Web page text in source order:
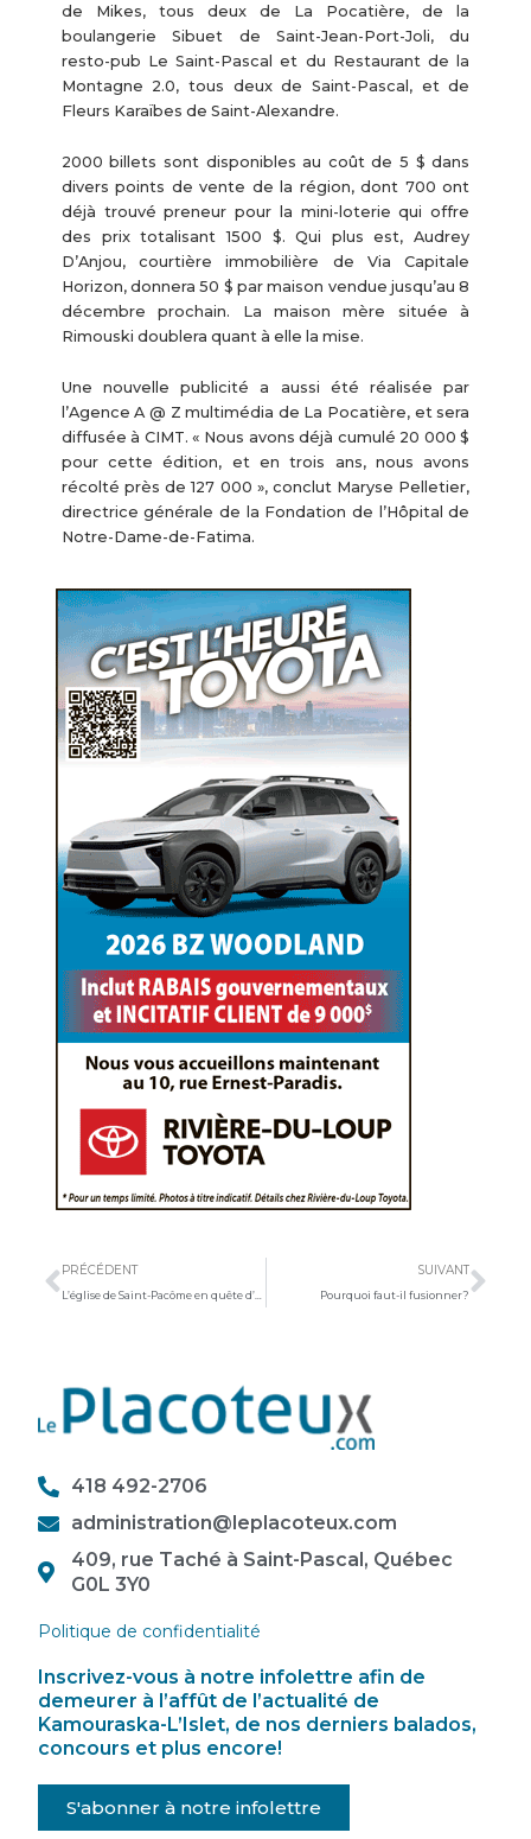
de Mikes, tous deux de La Pocatière, de la
boulangerie Sibuet de Saint-Jean-Port-Joli, du
resto-pub Le Saint-Pascal et du Restaurant de la
Montagne 2.0, tous deux de Saint-Pascal, et de
Fleurs Karaïbes de Saint-Alexandre.
2000 billets sont disponibles au coût de 5 $ dans
divers points de vente de la région, dont 700 ont
déjà trouvé preneur pour la mini-loterie qui offre
des prix totalisant 1500 $. Qui plus est, Audrey
D’Anjou, courtière immobilière de Via Capitale
Horizon, donnera 50 $ par maison vendue jusqu’au 8
décembre prochain. La maison mère située à
Rimouski doublera quant à elle la mise.
Une nouvelle publicité a aussi été réalisée par
l’Agence A @ Z multimédia de La Pocatière, et sera
diffusée à CIMT. « Nous avons déjà cumulé 20 000 $
pour cette édition, et en trois ans, nous avons
récolté près de 127 000 », conclut Maryse Pelletier,
directrice générale de la Fondation de l’Hôpital de
Notre-Dame-de-Fatima.
PRÉCÉDENT
L’église de Saint-Pacôme en quête d’un nouvel avenir
SUIVANT
Pourquoi faut-il fusionner?
418 492-2706
administration@leplacoteux.com
409, rue Taché à Saint-Pascal, Québec
G0L 3Y0
Politique de confidentialité
Inscrivez-vous à notre infolettre afin de
demeurer à l’affût de l’actualité de
Kamouraska-L’Islet, de nos derniers balados,
concours et plus encore!
S'abonner à notre infolettre